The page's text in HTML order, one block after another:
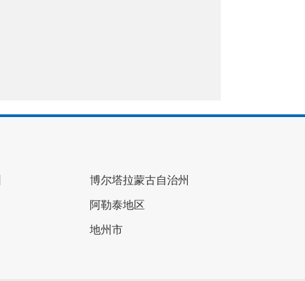
博尔塔拉蒙古自治州
阿勒泰地区
地州市